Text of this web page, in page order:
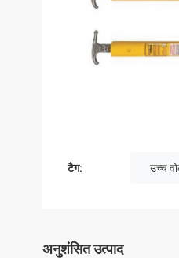
टैग: उच्च
अनुशंसित उत्पाद